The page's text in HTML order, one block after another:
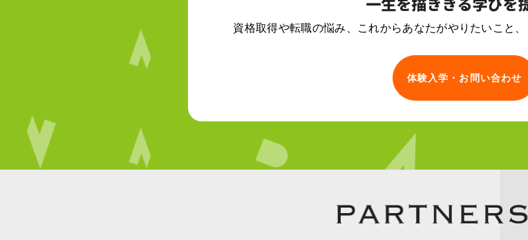
資格取得や転職の悩み、 これからあなたがやりたいこと、
体験入学・お問い合わせ